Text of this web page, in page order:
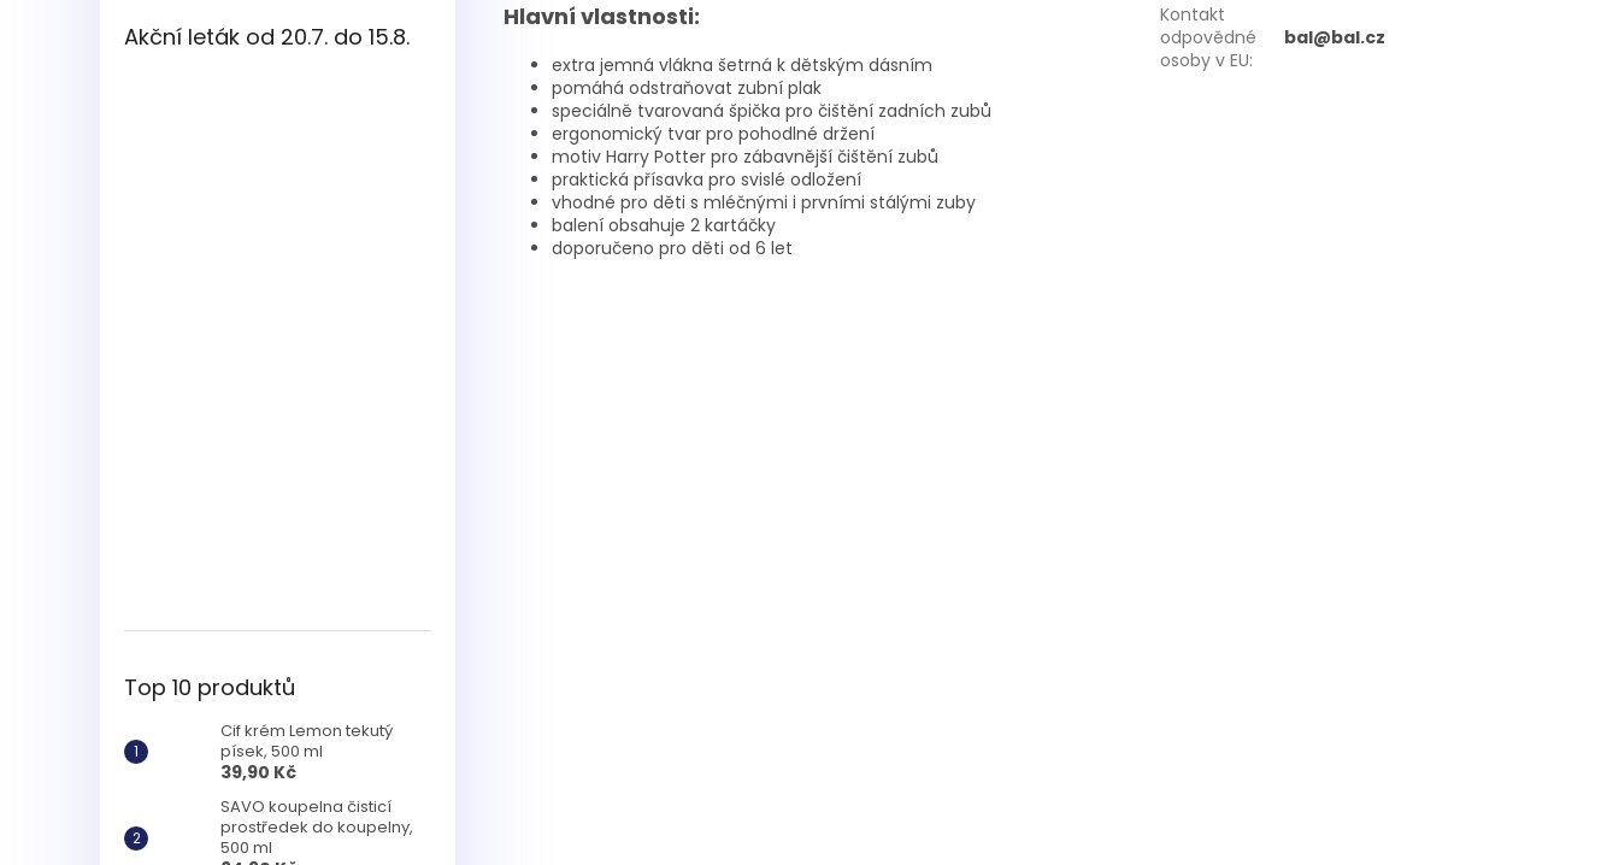
Akční leták od 20.7. do 15.8.
Top 10 produktů
Cif krém Lemon tekutý
písek, 500 ml
39,90 Kč
SAVO koupelna čisticí
prostředek do koupelny,
500 ml
Hlavní vlastnosti:
extra jemná vlákna šetrná k dětským dásním
pomáhá odstraňovat zubní plak
speciálně tvarovaná špička pro čištění zadních zubů
ergonomický tvar pro pohodlné držení
motiv Harry Potter pro zábavnější čištění zubů
praktická přísavka pro svislé odložení
vhodné pro děti s mléčnými i prvními stálými zuby
balení obsahuje 2 kartáčky
doporučeno pro děti od 6 let
Kontakt
odpovědné
osoby v EU:
bal@bal.cz